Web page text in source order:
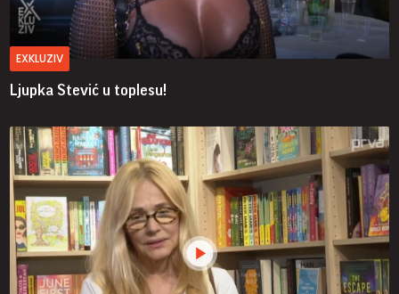
EXKLUZIV
Ljupka Stević u toplesu!